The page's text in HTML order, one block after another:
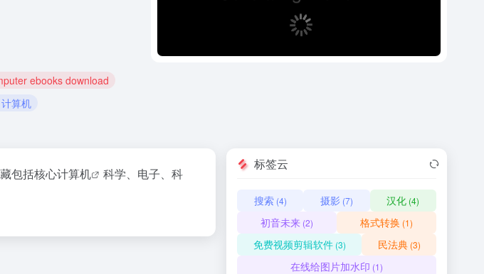
ebooks download
算机
包括核心计算机
科学、电子、科
标签云
搜索(4) 摄影 (7) 汉化 (4)
初音未来 (2) 格式转换 (1)
免费视频剪辑软件(3) 民法典(3)
在线给图片加水印 (1)